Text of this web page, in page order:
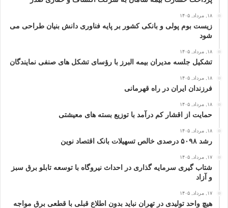
۱۸, مرداد, ۱۴۰۵
زیست بوم پولی و بانکی کشور بر پایه فناوری دانش بنیان طراحی می
شود
۱۸, مرداد, ۱۴۰۵
تشکیل جلسه مدیران بیمه البرز با رؤسای تشکل های صنفی نمایندگان
۱۸, مرداد, ۱۴۰۵
فرزندان ایران در راه قهرمانی
۱۸, مرداد, ۱۴۰۵
حمایت از اقشار کم‌ درآمد با توزیع بسته‌ های معیشتی
۱۸, مرداد, ۱۴۰۵
رشد ۵۰۹۸ درصدی خالص تسهیلات بانک اقتصاد نوین
۱۷, مرداد, ۱۴۰۵
شتاب گیری سرمایه گذاری در احداث نیروگاه با توسعه تابلو برق سبز
و آزاد
۱۷, مرداد, ۱۴۰۵
هیچ واحد تولیدی در تهران نباید بدون اطلاع قبلی با قطعی برق مواجه